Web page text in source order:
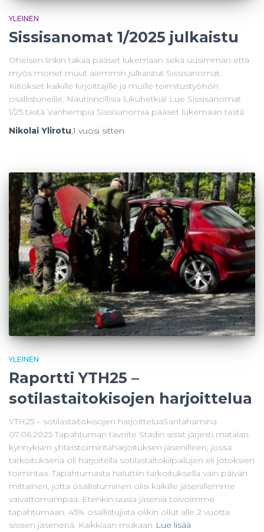
YLEINEN
Sissisanomat 1/2025 julkaistu
Oheisen linkin takaa pääset lukemaan sekä uusimman että
myös monet muut aiemmin julkaistut Sissisanomat.
Kiitokset kaikille kirjoittajille ja muille toimitustyöhön
osallistuneille. Nautinnollisia lukuhetkiä! Lue Sissisanomat
1/25 tästä Vanhempia Sissisanomia pääset lukemaan tästä
Nikolai Ylirotu,1 vuosi sitten
YLEINEN
Raportti YTH25 –
sotilastaitokisojen harjoittelua
YTH25 – sotilastaitokisojen harjoitteluaSantahamina
07.06.2025 Tapahtuman tavoite Stadin sissit järjesti matalan
kynnyksen yhteistoimintaharjoituksen jäsenilleen, jossa
tarkoituksena oli harjoitella sotilastaitokilpailujen eli jotoksien
toimintaa. Tapahtumasta haluttiin tarkoituksella vain päivän
mittainen, jotta osallistuminen olisi kaikille jäsenillemme
vaivattomampaa. Etenkin uusia jäseniä toivoimme
tapahtumaan. 45% osallistujista olikin ollut alle 2 vuotta
sissien jäsenenä. Kaikkiaan mukaan Lue lisää